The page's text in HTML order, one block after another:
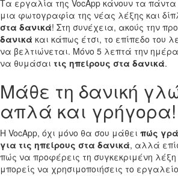
Τα εργαλία της VocApp κάνουν τα
μια φωτογραφία της νέας λέξης και
στα δανικά! Στη συνέχεια, ακούς την
δανικά και κάπως έτσι, το επίπεδο του
να βελτιώνεται. Μόνο 5 λεπτά την
να θυμάσαι τις ηπείρους στα δανικά.
Μάθε τη δανική
απλά και γρήγορα!
Η VocApp, όχι μόνο θα σου μάθει πώς
για τις ηπείρους στα δανικά, αλλά
πώς να προφέρεις τη συγκεκριμένη λέξη
μπορείς να χρησιμοποιήσεις το